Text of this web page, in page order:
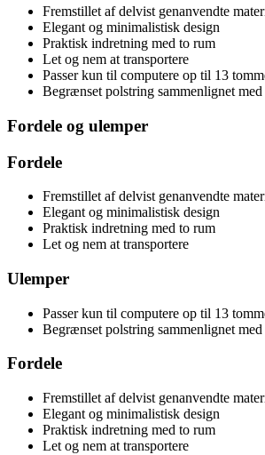
Fremstillet af delvist genanvendte
Elegant og minimalistisk design
Praktisk indretning med to rum
Let og nem at transportere
Passer kun til computere op til 13
Begrænset polstring sammenlignet med
Fordele og ulemper
Fordele
Fremstillet af delvist genanvendte
Elegant og minimalistisk design
Praktisk indretning med to rum
Let og nem at transportere
Ulemper
Passer kun til computere op til 13
Begrænset polstring sammenlignet med
Fordele
Fremstillet af delvist genanvendte
Elegant og minimalistisk design
Praktisk indretning med to rum
Let og nem at transportere